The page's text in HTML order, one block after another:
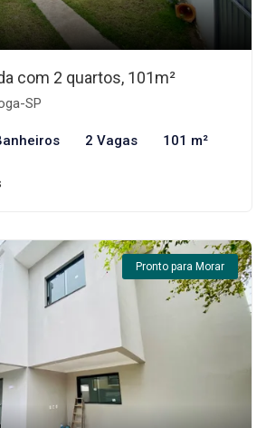
com 2 quartos, 101m²
SP
2 Vagas 101 m²
Pronto para Morar